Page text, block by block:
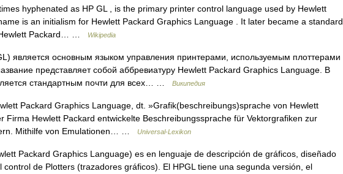
hyphenated as HP GL , is the primary printer control language used by Hewlett
is an initialism for Hewlett Packard Graphics Language . It later became a standard
Packard… …
Wikipedia
является основным языком управления принтерами, используемым плоттерами
представляет собой аббревиатуру Hewlett Packard Graphics Language. В
стандартным почти для всех… …
Википедия
Packard Graphics Language, dt. »Grafik(beschreibungs)sprache von Hewlett
Firma Hewlett Packard entwickelte Beschreibungssprache für Vektorgrafiken zur
Mithilfe von Emulationen… …
Universal-Lexikon
Packard Graphics Language) es en lenguaje de descripción de gráficos, diseñado
control de Plotters (trazadores gráficos). El HPGL tiene una segunda versión, el